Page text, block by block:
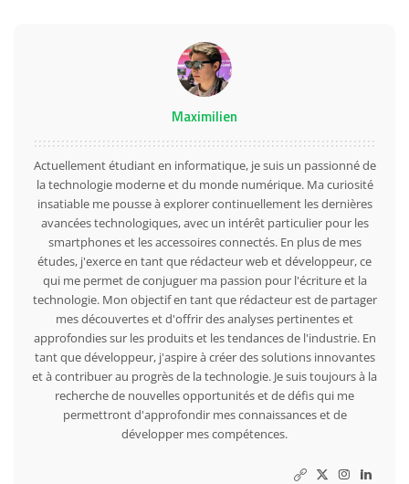
Maximilien
Actuellement étudiant en informatique, je suis un passionné de
la technologie moderne et du monde numérique. Ma curiosité
insatiable me pousse à explorer continuellement les dernières
avancées technologiques, avec un intérêt particulier pour les
smartphones et les accessoires connectés. En plus de mes
études, j'exerce en tant que rédacteur web et développeur, ce
qui me permet de conjuguer ma passion pour l'écriture et la
technologie. Mon objectif en tant que rédacteur est de partager
mes découvertes et d'offrir des analyses pertinentes et
approfondies sur les produits et les tendances de l'industrie. En
tant que développeur, j'aspire à créer des solutions innovantes
et à contribuer au progrès de la technologie. Je suis toujours à la
recherche de nouvelles opportunités et de défis qui me
permettront d'approfondir mes connaissances et de
développer mes compétences.